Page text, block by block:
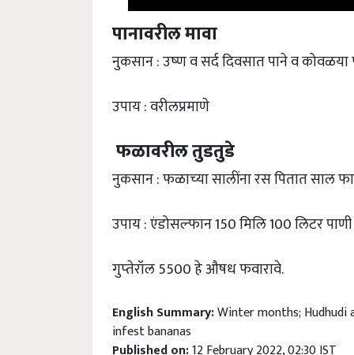
पानावरील मावा
नुकसान : उष्‍ण व सर्द दिवसात पाने व
उपाय : वरीलप्रमाणे
फळावरील तुडतुडे
नुकसान : फळाच्‍या सालींना रस पितात साल
उपाय : एंडोसल्‍फान 150 मिलि 100 लिटर
गुप्‍तेरॉल 5500 हे औषध फवारावे.
English Summary:Winter months; Hudhudi
infest bananas
Published on:12 February 2022, 02:30 IST